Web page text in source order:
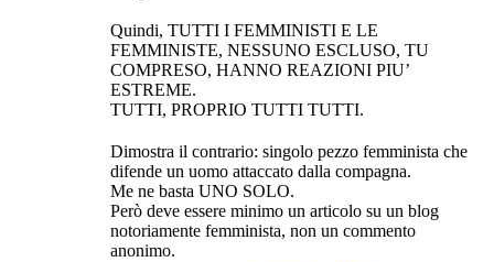
Quindi, TUTTI I FEMMINISTI E LE
FEMMINISTE, NESSUNO ESCLUSO, TU
COMPRESO, HANNO REAZIONI PIU’
ESTREME.
TUTTI, PROPRIO TUTTI TUTTI.
Dimostra il contrario: singolo pezzo femminista che
difende un uomo attaccato dalla compagna.
Me ne basta UNO SOLO.
Però deve essere minimo un articolo su un blog
notoriamente femminista, non un commento
anonimo.